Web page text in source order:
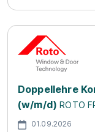
Doppellehre
(w/m/d) ROTO
01.09.2026